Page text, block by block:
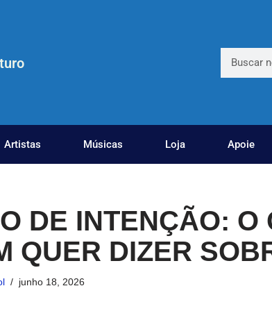
Artistas Músicas Loja Apoie
DE INTENÇÃO: O
QUER DIZER
junho 18, 2026